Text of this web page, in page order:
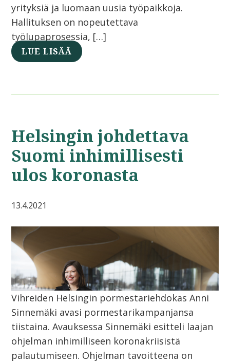
yrityksiä ja luomaan uusia työpaikkoja.
Hallituksen on nopeutettava
työlupaprosessia, […]
LUE LISÄÄ
Helsingin johdettava
Suomi inhimillisesti
ulos koronasta
13.4.2021
Vihreiden Helsingin pormestariehdokas Anni
Sinnemäki avasi pormestarikampanjansa
tiistaina. Avauksessa Sinnemäki esitteli laajan
ohjelman inhimilliseen koronakriisistä
palautumiseen. Ohjelman tavoitteena on